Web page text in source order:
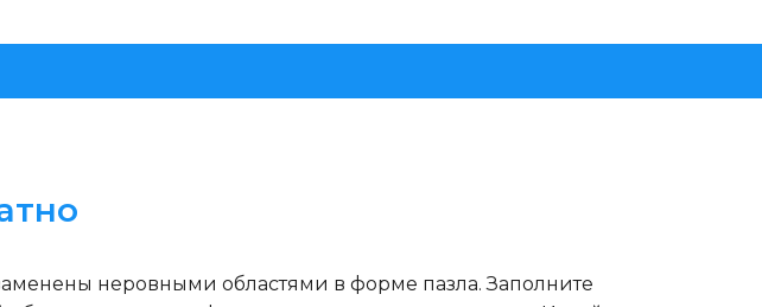
неровными областями в форме пазла. Заполните